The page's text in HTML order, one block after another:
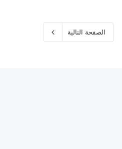
الصفحة التالية